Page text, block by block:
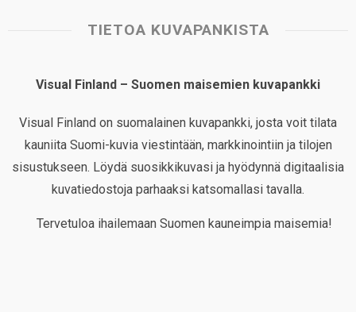
TIETOA KUVAPANKISTA
Visual Finland – Suomen maisemien kuvapankki
Visual Finland on suomalainen kuvapankki, josta voit tilata
kauniita Suomi-kuvia viestintään, markkinointiin ja tilojen
sisustukseen. Löydä suosikkikuvasi ja hyödynnä digitaalisia
kuvatiedostoja parhaaksi katsomallasi tavalla.
Tervetuloa ihailemaan Suomen kauneimpia maisemia!